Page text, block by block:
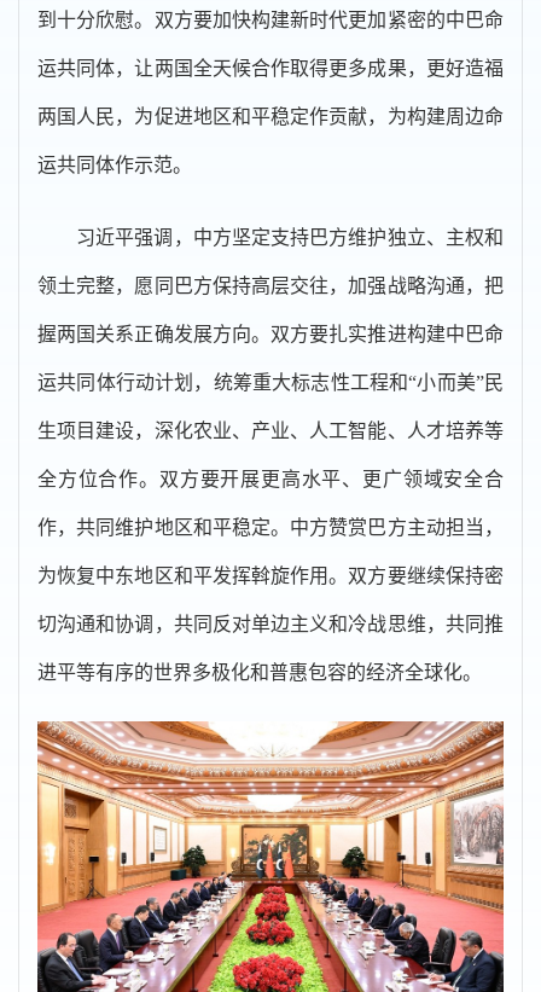
到十分欣慰。双方要加快构建新时代更加紧密的中巴命
运共同体，让两国全天候合作取得更多成果，更好造福
两国人民，为促进地区和平稳定作贡献，为构建周边命
运共同体作示范。
习近平强调，中方坚定支持巴方维护独立、主权和
领土完整，愿同巴方保持高层交往，加强战略沟通，把
握两国关系正确发展方向。双方要扎实推进构建中巴命
运共同体行动计划，统筹重大标志性工程和“小而美”民
生项目建设，深化农业、产业、人工智能、人才培养等
全方位合作。双方要开展更高水平、更广领域安全合
作，共同维护地区和平稳定。中方赞赏巴方主动担当，
为恢复中东地区和平发挥斡旋作用。双方要继续保持密
切沟通和协调，共同反对单边主义和冷战思维，共同推
进平等有序的世界多极化和普惠包容的经济全球化。